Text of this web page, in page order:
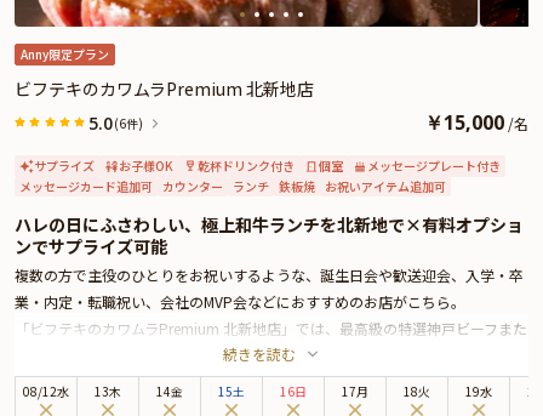
Anny限定プラン
ビフテキのカワムラPremium 北新地店
5.0(6件) ￥15,000 /名
サプライズ お子様OK 乾杯ドリンク付き 個室
メッセージプレート付き
メッセージカード追加可 カウンター ランチ 鉄板焼 お祝いアイテム追加可
ハレの日にふさわしい、極上和牛ランチを北新地で×有料オプショ
ンでサプライズ可能
複数の方で主役のひとりをお祝いするような、誕生日会や歓送迎会、入学・卒
業・内定・転職祝い、会社のMVP会などにおすすめのお店がこちら。
「ビフテキのカワムラPremium 北新地店」では、最高級の特選神戸ビーフまた
は特選黒毛和牛を贅沢に楽しめる特別なコースをご用意しています。店内は重
厚感と洗練された雰囲気が調和した空間。カウンター席・個室席ともに、専属
シェフによる臨場感あふれる調理風景を眺めながら、食事と会話をお楽しみい
続きを読む
08/12水 13木 14金 15土 16日 17月 18火 19水